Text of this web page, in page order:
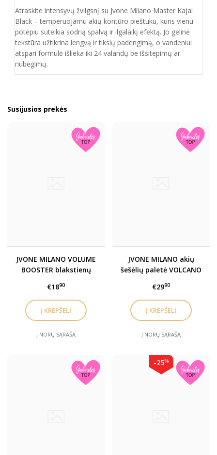
Atraskite intensyvų žvilgsnį su Jvone Milano Master Kajal
Black – temperuojamu akių kontūro pieštuku, kuris vienu
potėpiu suteikia sodrią spalvą ir ilgalaikį efektą. Jo gelinė
tekstūra užtikrina lengvą ir tikslų padengimą, o vandeniui
atspari formulė išlieka iki 24 valandų be išsitepimų ar
nubėgimų.
Susijusios prekės
JVONE MILANO VOLUME
BOOSTER blakstienų
BESTSELERIS
€1890
Į NORŲ SĄRAŠĄ
JVONE MILANO akių
šešėlių paletė VOLCANO
€2990
Į NORŲ SĄRAŠĄ
-25%